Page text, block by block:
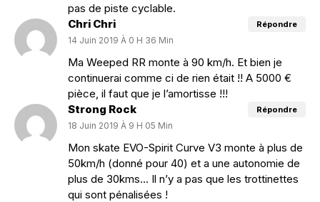
pas de piste cyclable.
Chri Chri
14 Juin 2019 À 0 H 36 Min
Ma Weeped RR monte à 90 km/h. Et bien je
continuerai comme ci de rien était !! A 5000 €
pièce, il faut que je l’amortisse !!!
Répondre
Strong Rock
18 Juin 2019 À 9 H 05 Min
Mon skate EVO-Spirit Curve V3 monte à plus de
50km/h (donné pour 40) et a une autonomie de
plus de 30kms… Il n’y a pas que les trottinettes
qui sont pénalisées !
Répondre